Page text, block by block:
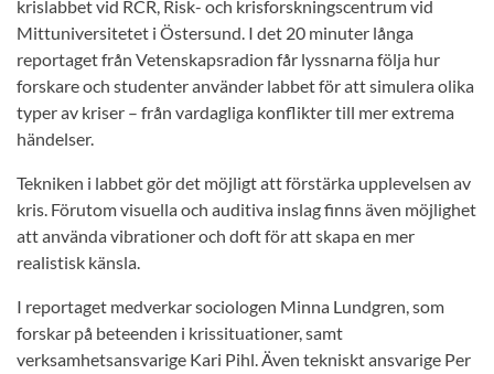
krislabbet vid RCR, Risk- och krisforskningscentrum vid
Mittuniversitetet i Östersund. I det 20 minuter långa
reportaget från Vetenskapsradion får lyssnarna följa hur
forskare och studenter använder labbet för att simulera olika
typer av kriser – från vardagliga konflikter till mer extrema
händelser.
Tekniken i labbet gör det möjligt att förstärka upplevelsen av
kris. Förutom visuella och auditiva inslag finns även möjlighet
att använda vibrationer och doft för att skapa en mer
realistisk känsla.
I reportaget medverkar sociologen Minna Lundgren, som
forskar på beteenden i krissituationer, samt
verksamhetsansvarige Kari Pihl. Även tekniskt ansvarige Per